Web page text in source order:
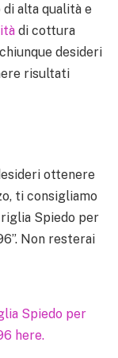
alta qualità e
di cottura
desideri
risultati
ottenere
ti consigliamo
Spiedo per
Non resterai